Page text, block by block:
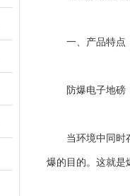
一、产品特点
防爆电子地磅
当环境中同时存
爆的目的。这就是